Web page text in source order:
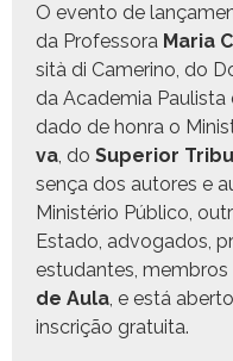
O even­to de
da Pro­fes­so­ra Maria
sità di Cameri­no, do
da Acad­e­mia
da­do de hon­ra o
va, do Supe­ri­or
sença dos autores e
Min­istério Públi­co,
Esta­do, advo­ga­dos,
estu­dantes, mem­bros
de Aula, e está
inscrição gratuita.